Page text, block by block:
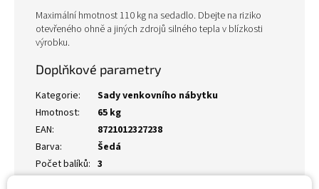
Maximální hmotnost 110 kg na sedadlo. Dbejte na riziko
otevřeného ohně a jiných zdrojů silného tepla v blízkosti
výrobku.
Doplňkové parametry
Kategorie:
Sady venkovního nábytku
Hmotnost:
65 kg
EAN:
8721012327238
Barva:
Šedá
Počet balíků: 3